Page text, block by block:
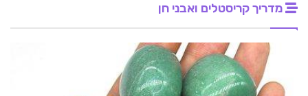
מדריך קריסטלים ואבני חן